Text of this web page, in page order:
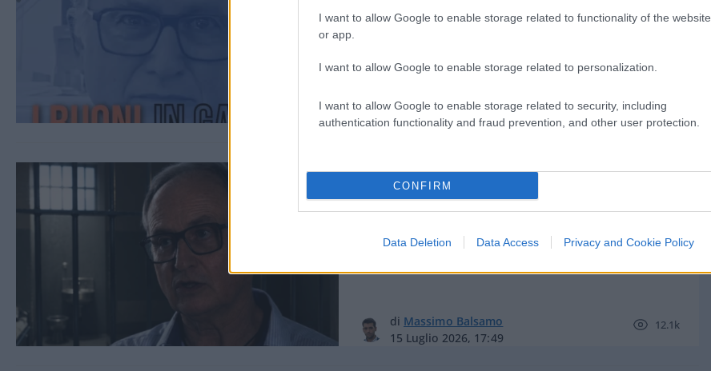
I want to allow Google to enable storage related to functionality of the website
or app.
I want to allow Google to enable storage related to personalization.
I want to allow Google to enable storage related to security, including
authentication functionality and fraud prevention, and other user protection.
CONFIRM
Data Deletion Data Access Privacy and Cookie Policy
di
Atlantico Quotidiano
16 Luglio 2026, 17:07
3.3k
Sparò ai ladri, batosta della
Cassazione: Mario Roggero andrà in
galera
di Massimo Balsamo
15 Luglio 2026, 17:49
12.1k